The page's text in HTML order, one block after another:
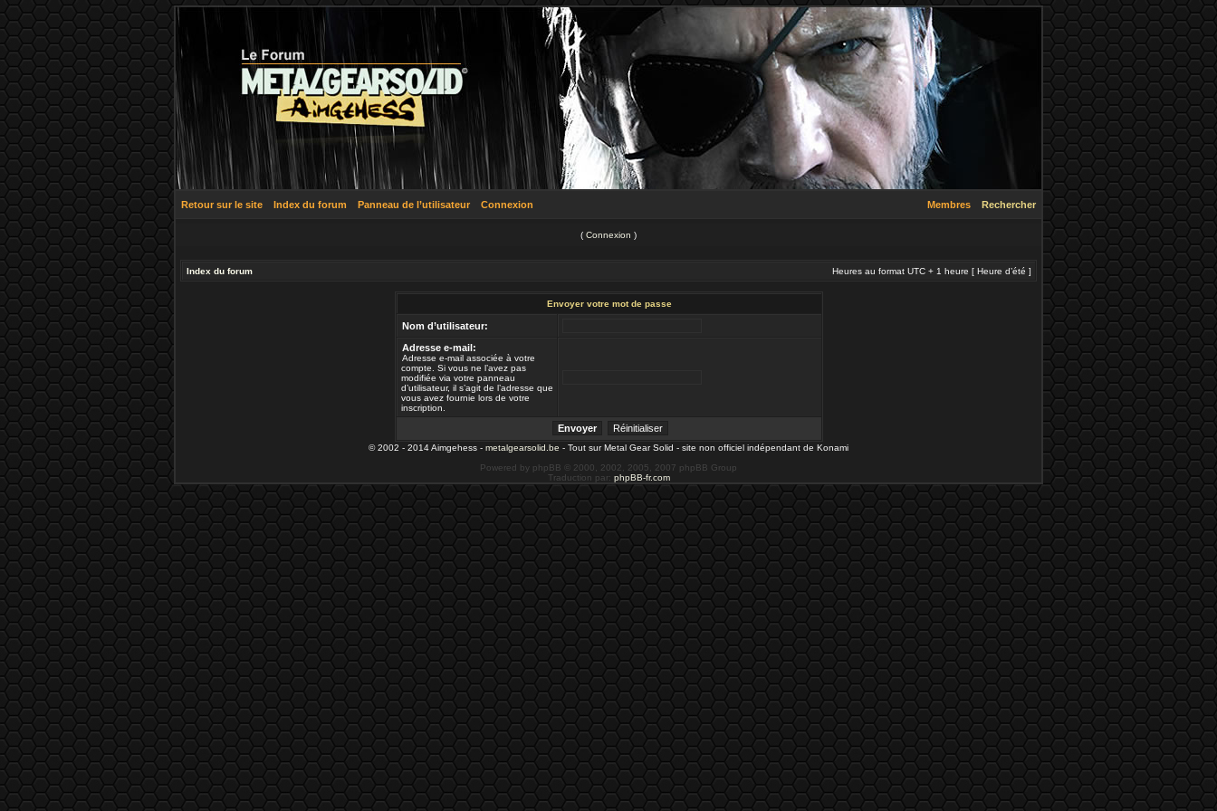
Retour sur le site Index du forum Panneau de l’utilisateur Connexion Rechercher
Membres
( Connexion )
Index du forum Heures au format UTC + 1 heure [ Heure d’été ]
Envoyer votre mot de passe
Nom d’utilisateur:
Adresse e-mail:
Adresse e-mail associée à votre
compte. Si vous ne l’avez pas
modifiée via votre panneau
d’utilisateur, il s’agit de l’adresse que
vous avez fournie lors de votre
inscription.
© 2002 - 2014 Aimgehess - metalgearsolid.be - Tout sur Metal Gear Solid - site non officiel indépendant de Konami
Powered by phpBB © 2000, 2002, 2005, 2007 phpBB Group
Traduction par: phpBB-fr.com